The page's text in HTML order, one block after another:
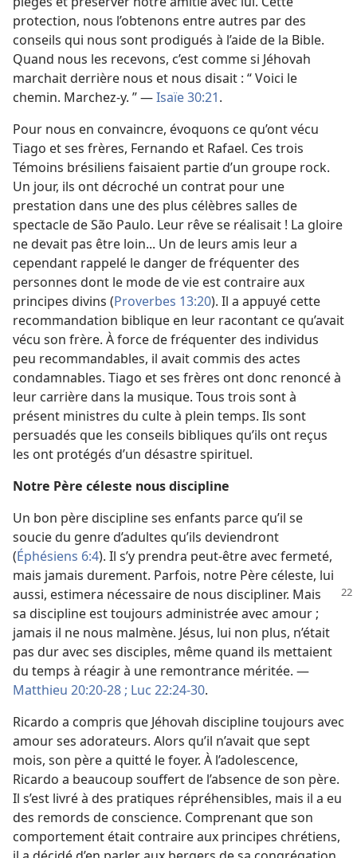
protection, nous l’obtenons entre autres par des
conseils qui nous sont prodigués à l’aide de la Bible.
Quand nous les recevons, c’est comme si Jéhovah
marchait derrière nous et nous disait : “ Voici le
chemin. Marchez-​y. ” —Isaïe 30:21.
Pour nous en convaincre, évoquons ce qu’ont vécu
Tiago et ses frères, Fernando et Rafael. Ces trois
Témoins brésiliens faisaient partie d’un groupe rock.
Un jour, ils ont décroché un contrat pour une
prestation dans une des plus célèbres salles de
spectacle de São Paulo. Leur rêve se réalisait ! La gloire
ne devait pas être loin... Un de leurs amis leur a
cependant rappelé le danger de fréquenter des
personnes dont le mode de vie est contraire aux
principes divins (Proverbes 13:20). Il a appuyé cette
recommandation biblique en leur racontant ce qu’avait
vécu son frère. À force de fréquenter des individus
peu recommandables, il avait commis des actes
condamnables. Tiago et ses frères ont donc renoncé à
leur carrière dans la musique. Tous trois sont à
présent ministres du culte à plein temps. Ils sont
persuadés que les conseils bibliques qu’ils ont reçus
les ont protégés d’un désastre spirituel.
Notre Père céleste nous discipline
Un bon père discipline ses enfants parce qu’il se
soucie du genre d’adultes qu’ils deviendront
(Éphésiens 6:4). Il s’y prendra peut-être avec fermeté,
mais jamais durement. Parfois, notre Père céleste, lui
aussi, estimera nécessaire de nous discipliner. Mais
sa discipline est toujours administrée avec amour ;
jamais il ne nous malmène. Jésus, lui non plus, n’était
pas dur avec ses disciples, même quand ils mettaient
du temps à réagir à une remontrance méritée. —
Matthieu 20:20-28 ; Luc 22:24-30.
Ricardo a compris que Jéhovah discipline toujours avec
amour ses adorateurs. Alors qu’il n’avait que sept
mois, son père a quitté le foyer. À l’adolescence,
Ricardo a beaucoup souffert de l’absence de son père.
Il s’est livré à des pratiques répréhensibles, mais il a eu
des remords de conscience. Comprenant que son
comportement était contraire aux principes chrétiens,